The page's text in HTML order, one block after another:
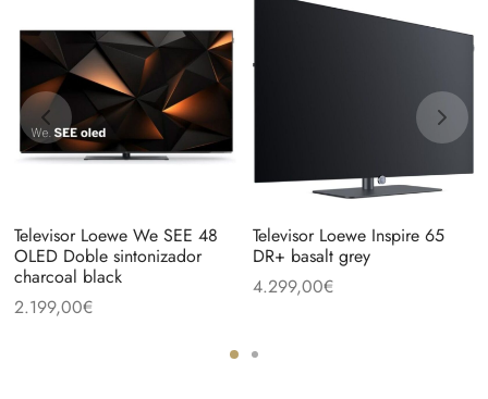
Televisor Loewe We SEE 48
OLED Doble sintonizador
charcoal black
2.199,00€
Televisor Loewe Inspire 65
DR+ basalt grey
4.299,00€